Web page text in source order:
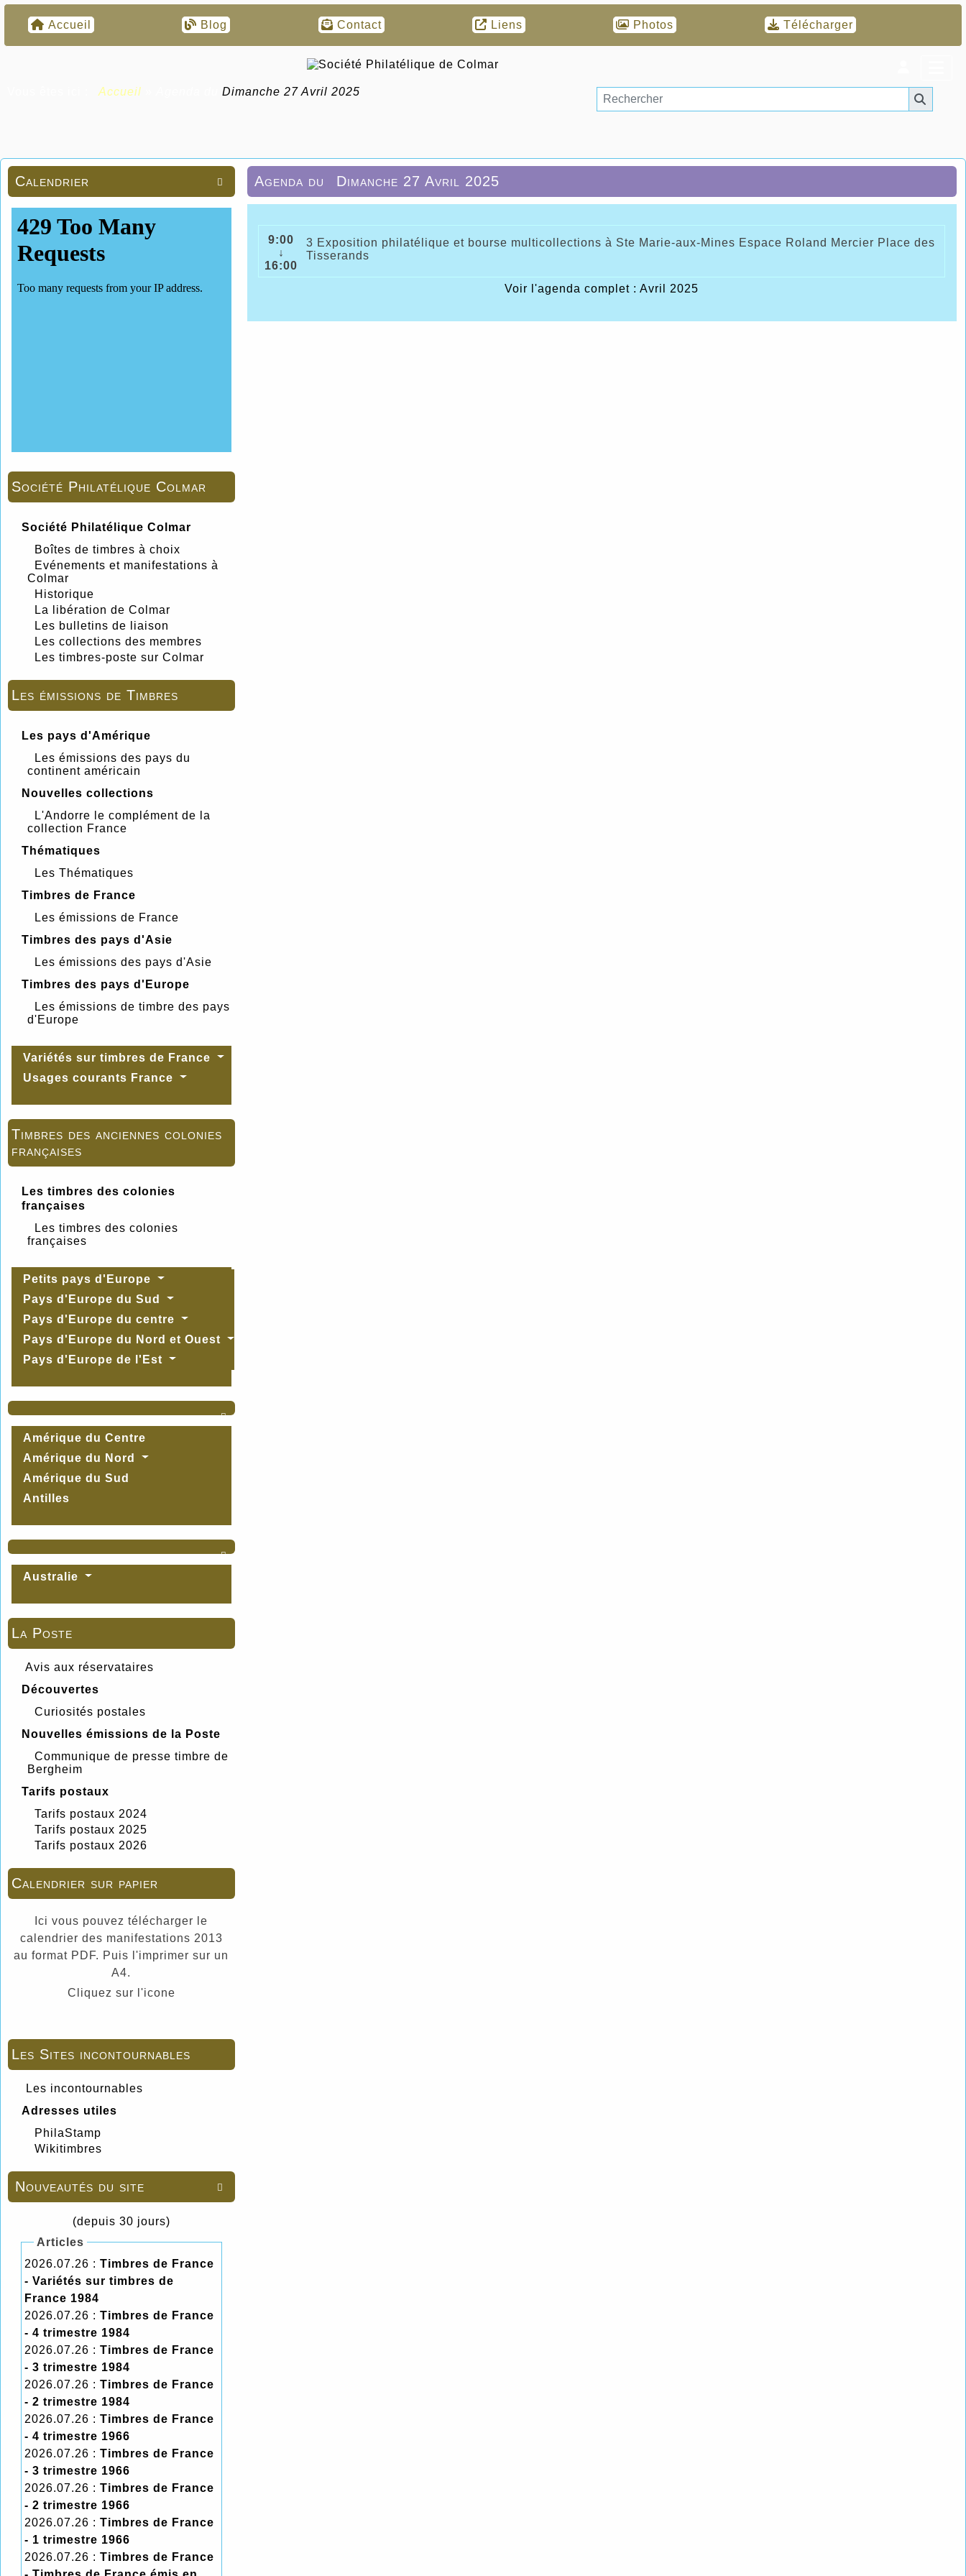
Accueil Blog Contact Liens Photos Télécharger
Accueil Dimanche 27 Avril 2025

Calendrier
Société Philatélique Colmar
Société Philatélique Colmar
Boîtes de timbres à choix
Evénements et manifestations à
Colmar
Historique
La libération de Colmar
Les bulletins de liaison
Les collections des membres
Les timbres-poste sur Colmar
Les émissions de Timbres
Les pays d'Amérique
Les émissions des pays du
continent américain
Nouvelles collections
L'Andorre le complément de la
collection France
Thématiques
Les Thématiques
Timbres de France
Les émissions de France
Timbres des pays d'Asie
Les émissions des pays d'Asie
Timbres des pays d'Europe
Les émissions de timbre des pays
d'Europe
Variétés sur timbres de France
Usages courants France
Timbres des anciennes colonies
françaises
Les timbres des colonies
françaises
Les timbres des colonies
françaises
Petits pays d'Europe
Pays d'Europe du Sud
Pays d'Europe du centre
Pays d'Europe du Nord et Ouest
Pays d'Europe de l'Est

Amérique du Centre
Amérique du Nord
Amérique du Sud
Antilles

Australie
La Poste
Avis aux réservataires
Découvertes
Curiosités postales
Nouvelles émissions de la Poste
Communique de presse timbre de
Bergheim
Tarifs postaux
Tarifs postaux 2024
Tarifs postaux 2025
Tarifs postaux 2026
Calendrier sur papier
Ici vous pouvez télécharger le
calendrier des manifestations 2013
au format PDF. Puis l'imprimer sur un
A4.
Cliquez sur l'icone
Les Sites incontournables
Les incontournables
Adresses utiles
PhilaStamp
Wikitimbres

Nouveautés du site
(depuis 30 jours)
Articles
2026.07.26 : Timbres de France
- Variétés sur timbres de
France 1984
2026.07.26 : Timbres de France
- 4 trimestre 1984
2026.07.26 : Timbres de France
- 3 trimestre 1984
2026.07.26 : Timbres de France
- 2 trimestre 1984
2026.07.26 : Timbres de France
- 4 trimestre 1966
2026.07.26 : Timbres de France
- 3 trimestre 1966
2026.07.26 : Timbres de France
- 2 trimestre 1966
2026.07.26 : Timbres de France
- 1 trimestre 1966
2026.07.26 : Timbres de France
Agenda du Dimanche 27 Avril 2025
9:00
↓
16:00
3 Exposition philatélique et bourse multicollections à Ste Marie-aux-Mines Espace Roland Mercier Place des
Tisserands
Voir l'agenda complet : Avril 2025